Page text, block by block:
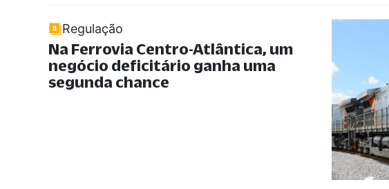
Regulação
Na Ferrovia Centro-Atlântica, um
negócio deficitário ganha uma
segunda chance